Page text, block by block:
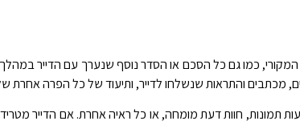
כמו גם כל הסכם או הסדר נוסף שנערך עם הדייר
מכתבים והתראות שנשלחו לדייר, ותיעוד של כל הפרה אחרת
חוות דעת מומחה, או כל ראיה אחרת. אם הדייר מטריד